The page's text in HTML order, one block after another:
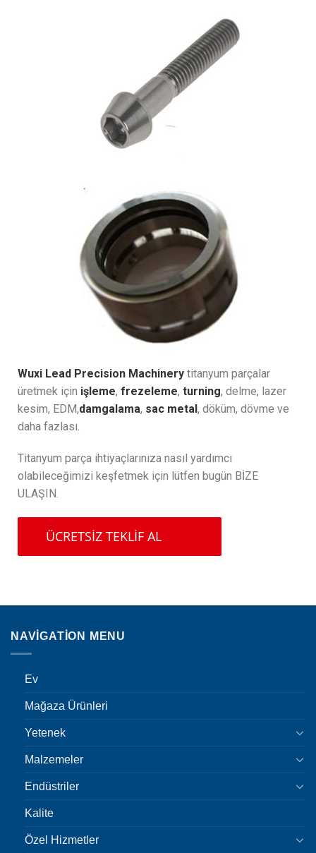
Wuxi Lead Precision Machinery titanyum parçalar
üretmek için işleme, frezeleme, turning, delme, lazer
kesim, EDM,damgalama, sac metal, döküm, dövme ve
daha fazlası.
Titanyum parça ihtiyaçlarınıza nasıl yardımcı
olabileceğimizi keşfetmek için lütfen bugün BİZE
ULAŞIN.
ÜCRETSİZ TEKLİF AL
NAVIGATION MENU
Ev
Mağaza Ürünleri
Yetenek
Malzemeler
Endüstriler
Kalite
Özel Hizmetler